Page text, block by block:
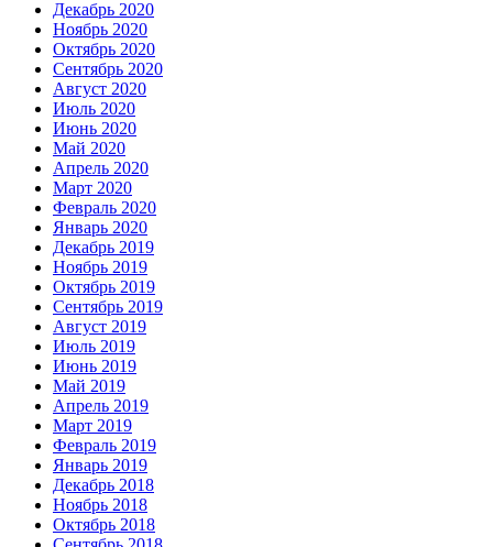
Декабрь 2020
Ноябрь 2020
Октябрь 2020
Сентябрь 2020
Август 2020
Июль 2020
Июнь 2020
Май 2020
Апрель 2020
Март 2020
Февраль 2020
Январь 2020
Декабрь 2019
Ноябрь 2019
Октябрь 2019
Сентябрь 2019
Август 2019
Июль 2019
Июнь 2019
Май 2019
Апрель 2019
Март 2019
Февраль 2019
Январь 2019
Декабрь 2018
Ноябрь 2018
Октябрь 2018